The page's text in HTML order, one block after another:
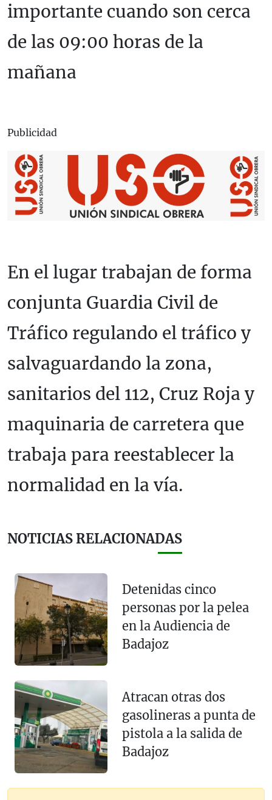
importante cuando son cerca
de las 09:00 horas de la
mañana
Publicidad
En el lugar trabajan de forma
conjunta Guardia Civil de
Tráfico regulando el tráfico y
salvaguardando la zona,
sanitarios del 112, Cruz Roja y
maquinaria de carretera que
trabaja para reestablecer la
normalidad en la vía.
NOTICIAS RELACIONADAS
Detenidas cinco
personas por la pelea
en la Audiencia de
Badajoz
Atracan otras dos
gasolineras a punta de
pistola a la salida de
Badajoz